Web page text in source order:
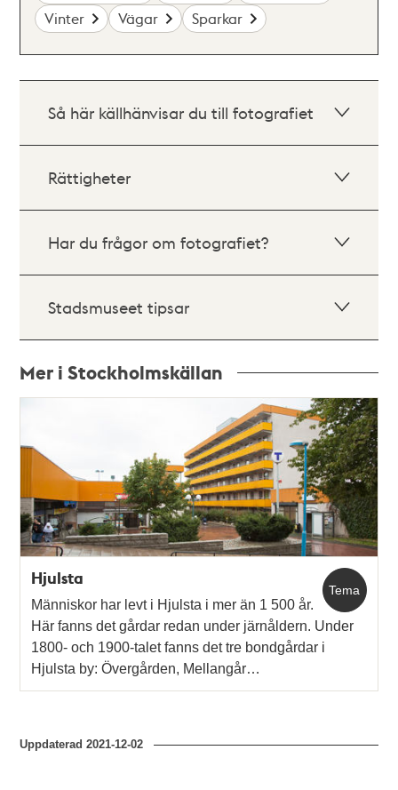
Vinter
Vägar Sparkar
Så här källhänvisar du till fotografiet
Rättigheter
Har du frågor om fotografiet?
Stadsmuseet tipsar
Mer i Stockholmskällan
och
teman
Tema
Hjulsta
Människor har levt i Hjulsta i mer än 1 500 år.
Här fanns det gårdar redan under järnåldern. Under
1800- och 1900-talet fanns det tre bondgårdar i
Hjulsta by: Övergården, Mellangår…
Uppdaterad2021-12-02